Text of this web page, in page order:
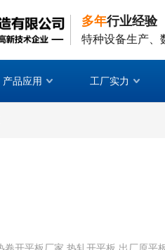
多年行业经验
特种设备生产、
产品应用 工厂实力